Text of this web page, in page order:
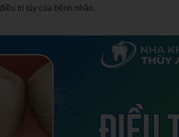
trị tủy của bệnh nhân.